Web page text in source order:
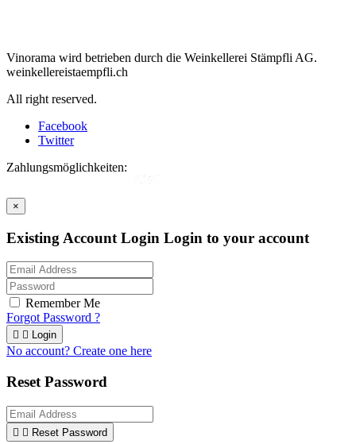
Vinorama wird betrieben durch die Weinkellerei Stämpfli AG.
weinkellereistaempfli.ch
All right reserved.
Facebook
Twitter
Zahlungsmöglichkeiten:
×
Existing Account Login Login to your account
Remember Me
Forgot Password ?
  Login
No account? Create one here
Reset Password
  Reset Password